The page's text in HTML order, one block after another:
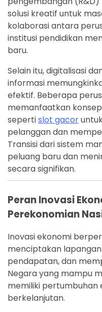
solusi kreatif untuk
kolaborasi antara
institusi pendidikan
baru.
Selain itu, digitalisasi
informasi
efektif. Beberapa
memanfaatkan
sepertislot gacor
pelanggan dan
Transisi dari sistem
peluang baru dan
secara signifikan.
Peran Inovasi
Perekonomian
Inovasi ekonomi
menciptakan
pendapatan, dan
Negara yang mampu
memiliki pertumbuhan
berkelanjutan.